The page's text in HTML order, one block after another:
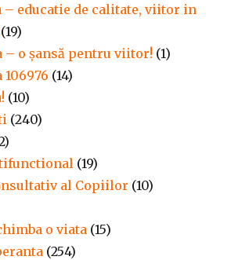
– educatie de calitate, viitor in
(19)
– o şansă pentru viitor! (1)
106976 (14)
(10)
(240)
(19)
al Copiilor (10)
o viata (15)
(254)